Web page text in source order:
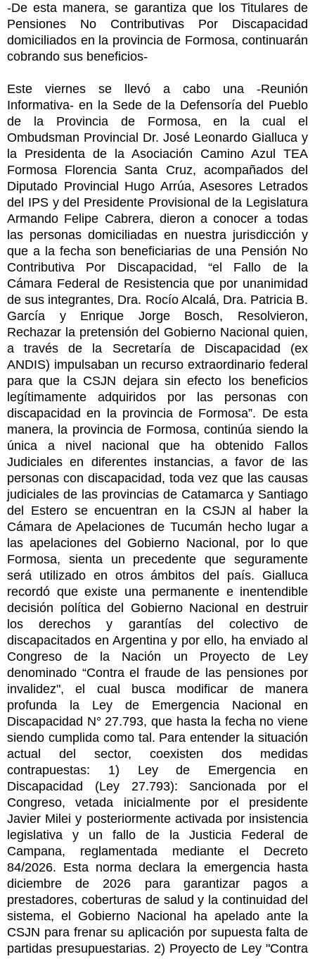
-De esta manera, se garantiza que los Titulares de
Pensiones No Contributivas Por Discapacidad
domiciliados en la provincia de Formosa, continuarán
cobrando sus beneficios-
Este viernes se llevó a cabo una -Reunión
Informativa- en la Sede de la Defensoría del Pueblo
de la Provincia de Formosa, en la cual el
Ombudsman Provincial Dr. José Leonardo Gialluca y
la Presidenta de la Asociación Camino Azul TEA
Formosa Florencia Santa Cruz, acompañados del
Diputado Provincial Hugo Arrúa, Asesores Letrados
del IPS y del Presidente Provisional de la Legislatura
Armando Felipe Cabrera, dieron a conocer a todas
las personas domiciliadas en nuestra jurisdicción y
que a la fecha son beneficiarias de una Pensión No
Contributiva Por Discapacidad, “el Fallo de la
Cámara Federal de Resistencia que por unanimidad
de sus integrantes, Dra. Rocío Alcalá, Dra. Patricia B.
García y Enrique Jorge Bosch, Resolvieron,
Rechazar la pretensión del Gobierno Nacional quien,
a través de la Secretaría de Discapacidad (ex
ANDIS) impulsaban un recurso extraordinario federal
para que la CSJN dejara sin efecto los beneficios
legítimamente adquiridos por las personas con
discapacidad en la provincia de Formosa”. De esta
manera, la provincia de Formosa, continúa siendo la
única a nivel nacional que ha obtenido Fallos
Judiciales en diferentes instancias, a favor de las
personas con discapacidad, toda vez que las causas
judiciales de las provincias de Catamarca y Santiago
del Estero se encuentran en la CSJN al haber la
Cámara de Apelaciones de Tucumán hecho lugar a
las apelaciones del Gobierno Nacional, por lo que
Formosa, sienta un precedente que seguramente
será utilizado en otros ámbitos del país. Gialluca
recordó que existe una permanente e inentendible
decisión política del Gobierno Nacional en destruir
los derechos y garantías del colectivo de
discapacitados en Argentina y por ello, ha enviado al
Congreso de la Nación un Proyecto de Ley
denominado “Contra el fraude de las pensiones por
invalidez", el cual busca modificar de manera
profunda la Ley de Emergencia Nacional en
Discapacidad N° 27.793, que hasta la fecha no viene
siendo cumplida como tal. Para entender la situación
actual del sector, coexisten dos medidas
contrapuestas: 1) Ley de Emergencia en
Discapacidad (Ley 27.793): Sancionada por el
Congreso, vetada inicialmente por el presidente
Javier Milei y posteriormente activada por insistencia
legislativa y un fallo de la Justicia Federal de
Campana, reglamentada mediante el Decreto
84/2026. Esta norma declara la emergencia hasta
diciembre de 2026 para garantizar pagos a
prestadores, coberturas de salud y la continuidad del
sistema, el Gobierno Nacional ha apelado ante la
CSJN para frenar su aplicación por supuesta falta de
partidas presupuestarias. 2) Proyecto de Ley "Contra